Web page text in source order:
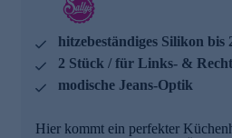
hitzebeständig bis 230 Grad
für Rechts- und Linkshänder
Reinigung: Handwäsche
hitzebeständiges Silikon
2 Stück / für Links- &
modische Jeans-Optik
Hier kommt ein perfekter